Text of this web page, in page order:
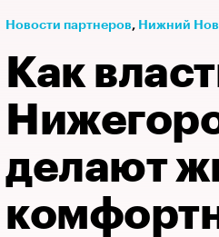
Проверка контрагентов
Новости партнеров⁠, Нижний
Как
делают